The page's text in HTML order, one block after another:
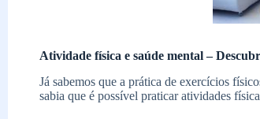
Atividade física e saúde mental –
Já sabemos que a prática de exercícios
sabia que é possível praticar atividades